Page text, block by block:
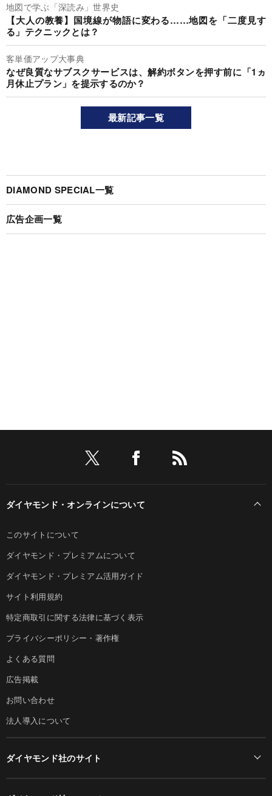
地図で学ぶ「深読み」世界史
【大人の教養】国境線が物語に変わる……地図を「二度見す
る」テクニックとは？
客単価アップ大事典
なぜ良質なサブスクサービスは、解約ボタンを押す前に「1ヵ
月休止プラン」を提示するのか？
最新記事一覧
DIAMOND SPECIAL一覧
広告企画一覧
ダイヤモンド・オンラインについて
このサイトについて
ダイヤモンド・プレミアムについて
ダイヤモンド・プレミアム活用ガイド
サイト利用規約
特定商取引に関する法律に基づく表示
プライバシーポリシー・著作権
よくある質問
広告掲載
お問い合わせ
法人導入について
ダイヤモンド社のサイト